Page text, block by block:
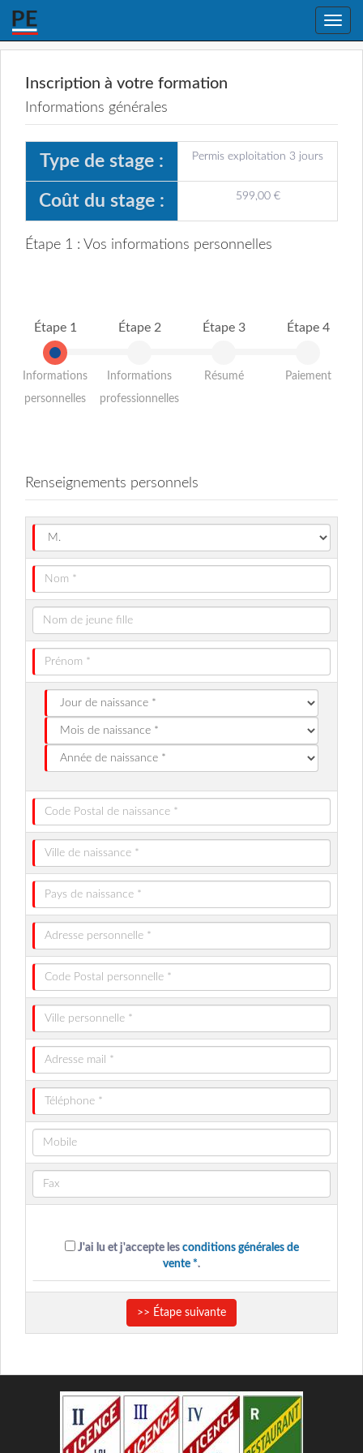
Toggle
Inscription à votre formation
Informations générales
Type de stage : Permis exploitation 3 jours
Coût du stage : 599,00 €
Étape 1 : Vos informations personnelles
Étape 1
Informations
personnelles
Étape 2
Informations
professionnelles
Étape 3
Résumé
Étape 4
Paiement
Renseignements personnels
J'ai lu et j'accepte les conditions générales de
vente *.
>> Étape suivante